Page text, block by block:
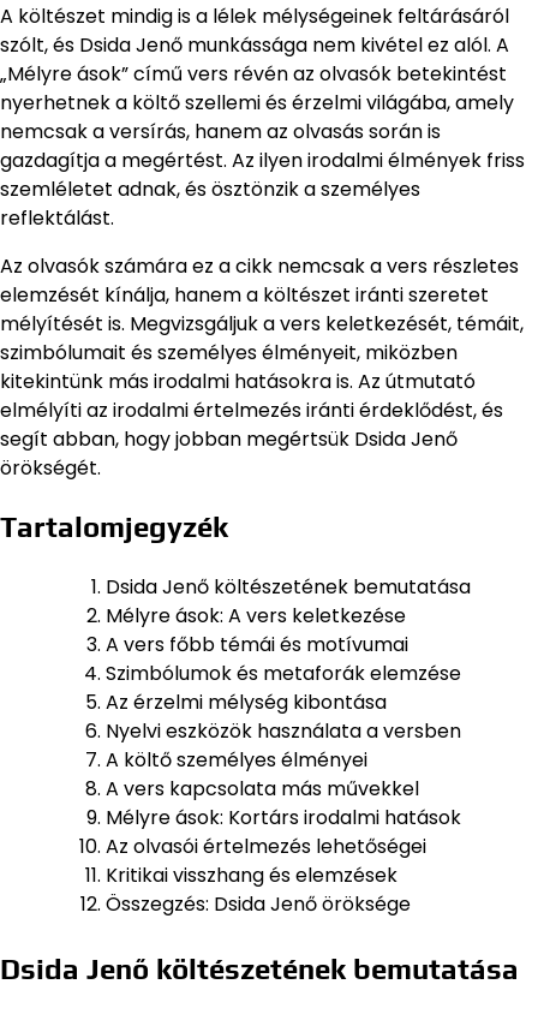
A költészet mindig is a lélek mélységeinek feltárásáról
szólt, és Dsida Jenő munkássága nem kivétel ez alól. A
„Mélyre ások” című vers révén az olvasók betekintést
nyerhetnek a költő szellemi és érzelmi világába, amely
nemcsak a versírás, hanem az olvasás során is
gazdagítja a megértést. Az ilyen irodalmi élmények friss
szemléletet adnak, és ösztönzik a személyes
reflektálást.
Az olvasók számára ez a cikk nemcsak a vers részletes
elemzését kínálja, hanem a költészet iránti szeretet
mélyítését is. Megvizsgáljuk a vers keletkezését, témáit,
szimbólumait és személyes élményeit, miközben
kitekintünk más irodalmi hatásokra is. Az útmutató
elmélyíti az irodalmi értelmezés iránti érdeklődést, és
segít abban, hogy jobban megértsük Dsida Jenő
örökségét.
Tartalomjegyzék
Dsida Jenő költészetének bemutatása
Mélyre ások: A vers keletkezése
A vers főbb témái és motívumai
Szimbólumok és metaforák elemzése
Az érzelmi mélység kibontása
Nyelvi eszközök használata a versben
A költő személyes élményei
A vers kapcsolata más művekkel
Mélyre ások: Kortárs irodalmi hatások
Az olvasói értelmezés lehetőségei
Kritikai visszhang és elemzések
Összegzés: Dsida Jenő öröksége
Dsida Jenő költészetének bemutatása